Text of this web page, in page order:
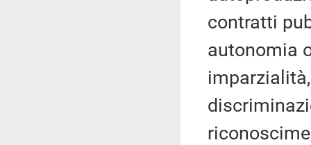
contratti
autonomia